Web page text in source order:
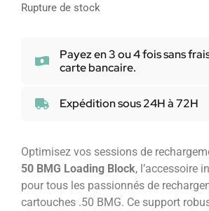
Rupture de stock
Payez en 3 ou 4 fois sans
carte bancaire.
Expédition sous 24H à 72H
Optimisez vos sessions de
50 BMG Loading Block, l’accessoire
pour tous les passionnés de
cartouches .50 BMG. Ce support